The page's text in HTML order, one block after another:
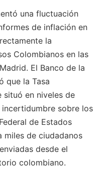
una fluctuación
de inflación en
la
Colombianos en las
El Banco de la
que la Tasa
situó en niveles de
sobre los
de Estados
miles de ciudadanos
desde el
colombiano.